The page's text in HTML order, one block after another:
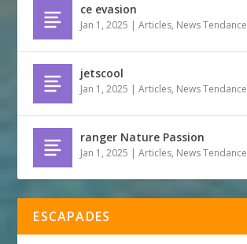
ce evasion
Jan 1, 2025 |Articles, News Tendance
jetscool
Jan 1, 2025 |Articles, News Tendance
ranger Nature Passion
Jan 1, 2025 |Articles, News Tendance
ESCAPADES